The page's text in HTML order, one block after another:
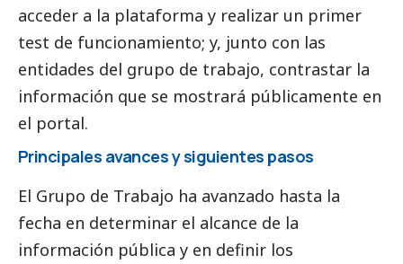
acceder a la plataforma y realizar un primer
test de funcionamiento; y, junto con las
entidades del grupo de trabajo, contrastar la
información que se mostrará públicamente en
el portal.
Principales avances y siguientes pasos
El Grupo de Trabajo ha avanzado hasta la
fecha en determinar el alcance de la
información pública y en definir los